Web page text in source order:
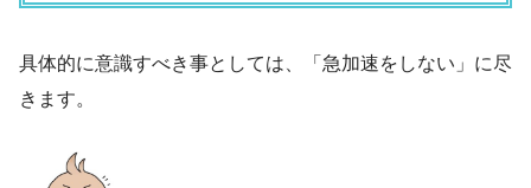
具体的に意識すべき事としては、「急加速をしない」に尽
きます。